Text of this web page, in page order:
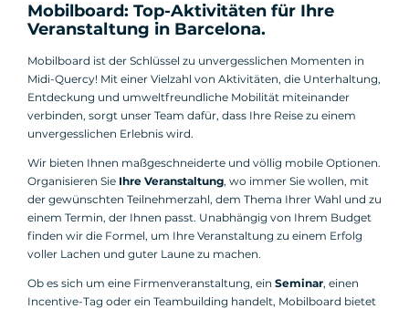
Mobilboard: Top-Aktivitäten für Ihre
Veranstaltung in Barcelona.
Mobilboard ist der Schlüssel zu unvergesslichen Momenten in
Midi-Quercy! Mit einer Vielzahl von Aktivitäten, die Unterhaltung,
Entdeckung und umweltfreundliche Mobilität miteinander
verbinden, sorgt unser Team dafür, dass Ihre Reise zu einem
unvergesslichen Erlebnis wird.
Wir bieten Ihnen maßgeschneiderte und völlig mobile Optionen.
Organisieren Sie Ihre Veranstaltung, wo immer Sie wollen, mit
der gewünschten Teilnehmerzahl, dem Thema Ihrer Wahl und zu
einem Termin, der Ihnen passt. Unabhängig von Ihrem Budget
finden wir die Formel, um Ihre Veranstaltung zu einem Erfolg
voller Lachen und guter Laune zu machen.
Ob es sich um eine Firmenveranstaltung, ein Seminar, einen
Incentive-Tag oder ein Teambuilding handelt, Mobilboard bietet